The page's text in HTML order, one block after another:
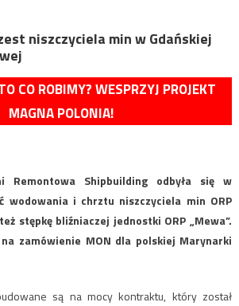
niszczyciela min w Gdańskiej
CO ROBIMY? WESPRZYJ PROJEKT
MAGNA POLONIA!
Remontowa Shipbuilding odbyła się w
wodowania i chrztu niszczyciela min ORP
stępkę bliźniaczej jednostki ORP „Mewa”.
zamówienie MON dla polskiej Marynarki
są na mocy kontraktu, który został